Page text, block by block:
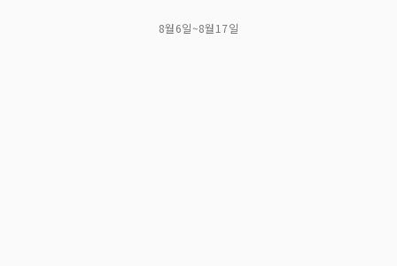
8월6일~8월17일